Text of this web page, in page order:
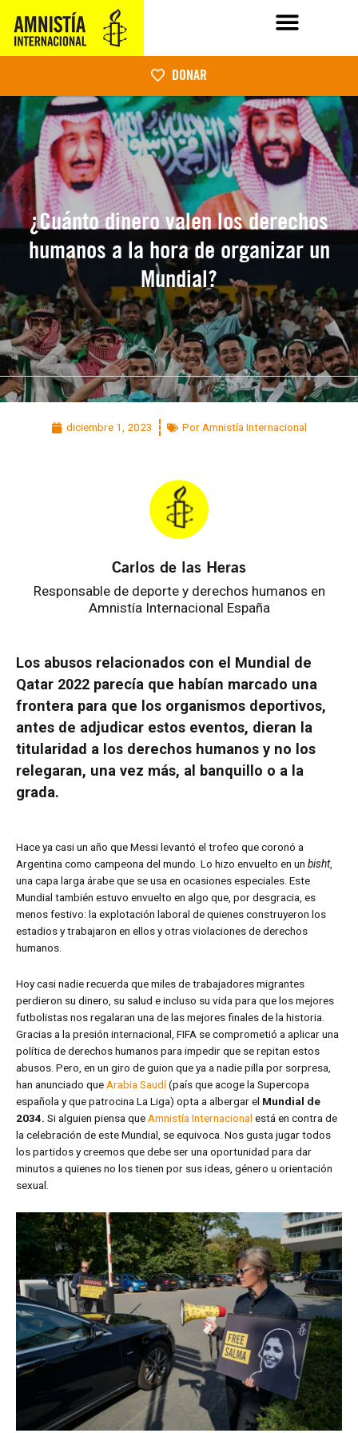
DONAR
¿Cuánto dinero valen los derechos
humanos a la hora de organizar un
Mundial?
diciembre 1, 2023 Por Amnistía Internacional
Carlos de las Heras
Responsable de deporte y derechos humanos en
Amnistía Internacional España
Los abusos relacionados con el Mundial de
Qatar 2022 parecía que habían marcado una
frontera para que los organismos deportivos,
antes de adjudicar estos eventos, dieran la
titularidad a los derechos humanos y no los
relegaran, una vez más, al banquillo o a la
grada.
Hace ya casi un año que Messi levantó el trofeo que coronó a
Argentina como campeona del mundo. Lo hizo envuelto en un bisht,
una capa larga árabe que se usa en ocasiones especiales. Este
Mundial también estuvo envuelto en algo que, por desgracia, es
menos festivo: la explotación laboral de quienes construyeron los
estadios y trabajaron en ellos y otras violaciones de derechos
humanos.
Hoy casi nadie recuerda que miles de trabajadores migrantes
perdieron su dinero, su salud e incluso su vida para que los mejores
futbolistas nos regalaran una de las mejores finales de la historia.
Gracias a la presión internacional, FIFA se comprometió a aplicar una
política de derechos humanos para impedir que se repitan estos
abusos. Pero, en un giro de guion que ya a nadie pilla por sorpresa,
han anunciado que Arabia Saudí(país que acoge la Supercopa
española y que patrocina La Liga) opta a albergar el Mundial de
2034. Si alguien piensa que Amnistía Internacional está en contra de
la celebración de este Mundial, se equivoca. Nos gusta jugar todos
los partidos y creemos que debe ser una oportunidad para dar
minutos a quienes no los tienen por sus ideas, género u orientación
sexual.